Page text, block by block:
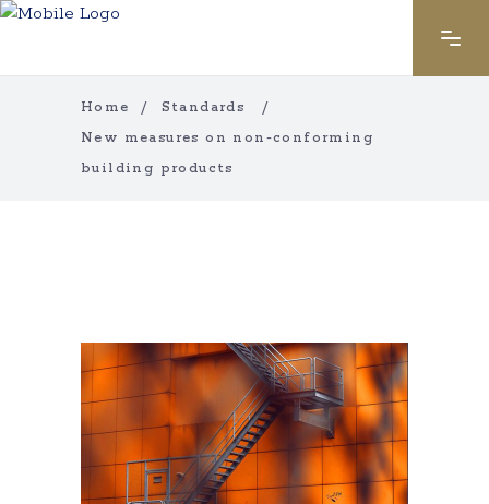
Home / Standards
/
New measures on non-conforming
building products